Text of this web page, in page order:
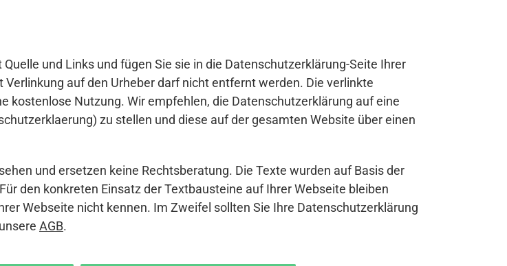
Quelle und Links und fügen Sie sie in die Datenschutzerklärung-Seite Ihrer
auf den Urheber darf nicht entfernt werden. Die verlinkte
kostenlose Nutzung. Wir empfehlen, die Datenschutzerklärung auf eine
zu stellen und diese auf der gesamten Website über einen
und ersetzen keine Rechtsberatung. Die Texte wurden auf Basis der
den konkreten Einsatz der Textbausteine auf Ihrer Webseite bleiben
Webseite nicht kennen. Im Zweifel sollten Sie Ihre Datenschutzerklärung
AGB.